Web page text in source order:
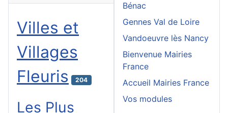
Villes et
Villages
Fleuris
204
Les Plus
Bénac
Gennes Val de Loire
Vandoeuvre lès Nancy
Bienvenue Mairies
France
Accueil Mairies France
Vos modules